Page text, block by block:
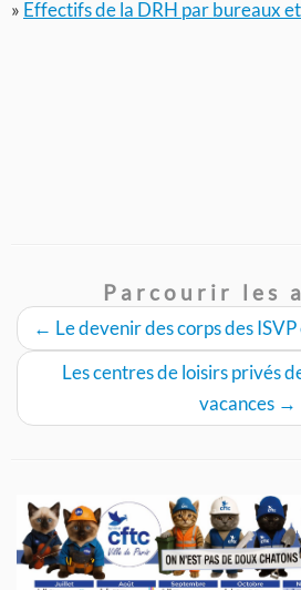
» Effectifs de la DRH par bureaux
Parcourir les
← Le devenir des corps des ISVP
Les centres de loisirs privés
vacances →